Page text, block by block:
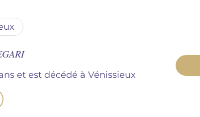
et est décédé à vénissieux